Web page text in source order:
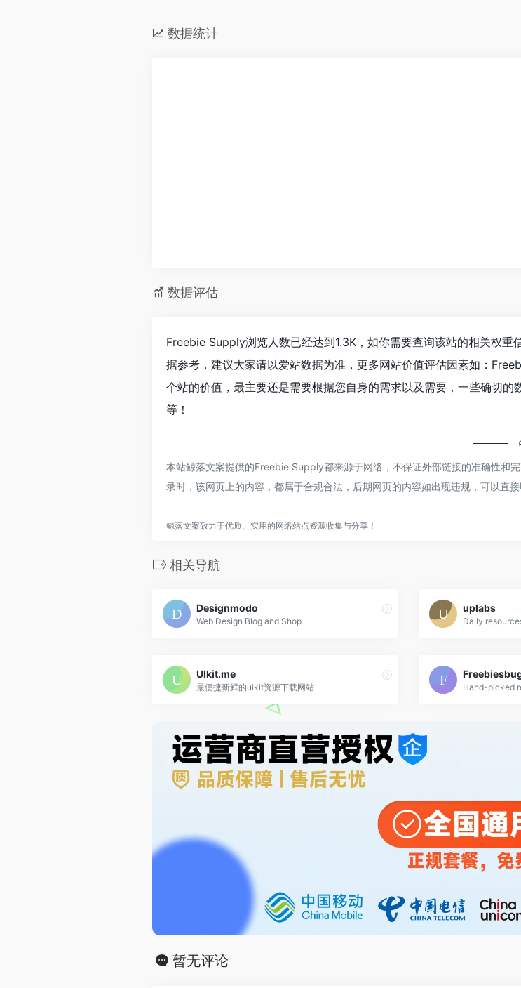
数据统计
数据评估
Freebie Supply浏览人数已经达到1.3K，如你需要查询该站的相关权重
据参考，建议大家请以爱站数据为准，更多网站价值评估因素如：
个站的价值，最主要还是需要根据您自身的需求以及需要，一些确切
等！
本站鲸落文案提供的Freebie Supply都来源于网络，不保证外部链接的准确性和
录时，该网页上的内容，都属于合规合法，后期网页的内容如出现违规，可以直
鲸落文案致力于优质、实用的网络站点资源收集与分享！
相关导航
Designmodo
Web Design Blog and Shop
uplabs
UIkit.me
最便捷新鲜的uikit资源下载网站
暂无评论